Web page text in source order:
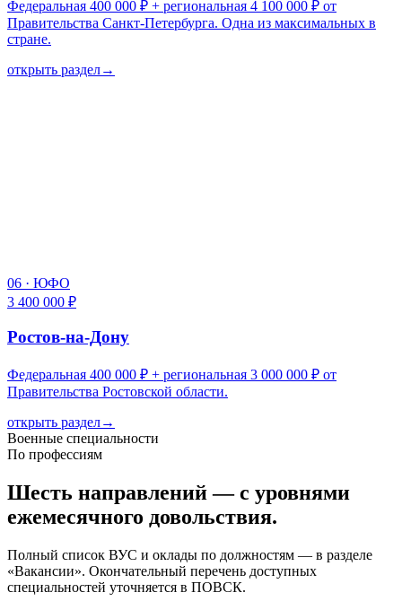
Федеральная 400 000 ₽ + региональная 4 100 000 ₽ от
Правительства Санкт-Петербурга. Одна из максимальных в
стране.
открыть раздел→
06 · ЮФО
3 400 000 ₽
Ростов-на-Дону
Федеральная 400 000 ₽ + региональная 3 000 000 ₽ от
Правительства Ростовской области.
открыть раздел→
Военные специальности
По профессиям
Шесть направлений — с уровнями
ежемесячного довольствия.
Полный список ВУС и оклады по должностям — в разделе
«Вакансии». Окончательный перечень доступных
специальностей уточняется в ПОВСК.